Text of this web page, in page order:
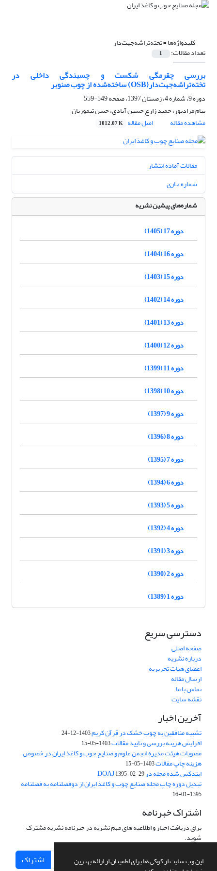
این وب سایت از کوکی ها برای اطمینان از ارائه بهترین
کلیدواژه‌ها =تخته‌تراشه‌جهت‌دار
تعداد مقالات: 1
بررسی چقرمگی شکست و چسبندگی داخلی در
تخته‌تراشه‌جهت‌دار(OSB) ساخته‌شده از چوب صنوبر
دوره 9، شماره 4، زمستان 1397، صفحه
549-559
پیام مرادپور، حمید زارع حسین آبادی، حسن تیموریان
مشاهده مقاله
اصل مقاله 1012.07 K
مقالات آماده انتشار
شماره جاری
شماره‌های پیشین نشریه
دوره 17 (1405)
دوره 16 (1404)
دوره 15 (1403)
دوره 14 (1402)
دوره 13 (1401)
دوره 12 (1400)
دوره 11 (1399)
دوره 10 (1398)
دوره 9 (1397)
دوره 8 (1396)
دوره 7 (1395)
دوره 6 (1394)
دوره 5 (1393)
دوره 4 (1392)
دوره 3 (1391)
دوره 2 (1390)
دوره 1 (1389)
دسترسی سریع
صفحه اصلی
درباره نشریه
اعضای هیات تحریریه
ارسال مقاله
تماس با ما
نقشه سایت
آخرین اخبار
تشبیه منافقین به چوب خشک در قرآن کریم1403-12-24
افزایش هزینه بررسی و تایید مقالات1403-05-15
مصوبات هیئت مدیره انجمن علوم و صنایع چوب و کاغذ ایران در خصوص
هزینه چاپ مقالات1403-05-15
ایندکس شده مجله در DOAJ1395-02-29
تبدیل دوره چاپ مجله صنایع چوب و کاغذ ایران از دوفصلنامه به فصلنامه
1395-01-16
اشتراک خبرنامه
برای دریافت اخبار و اطلاعیه های مهم نشریه در خبرنامه نشریه مشترک
شوید.
اشتراک